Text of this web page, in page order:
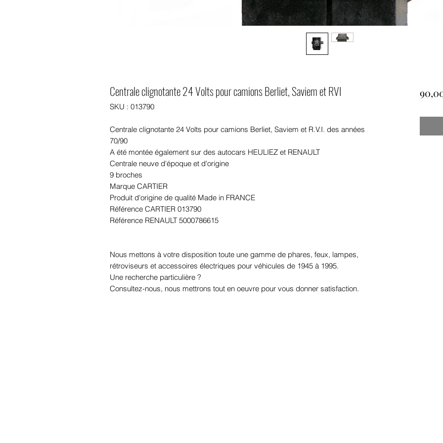
Centrale clignotante 24 Volts pour camions Berliet, Saviem et RVI
SKU : 013790
Centrale clignotante 24 Volts pour camions Berliet, Saviem et R.V.I. des années
70/90
A été montée également sur des autocars HEULIEZ et RENAULT
Centrale neuve d'époque et d'origine
9 broches
Marque CARTIER
Produit d'origine de qualité Made in FRANCE
Référence CARTIER 013790
Référence RENAULT 5000786615
Nous mettons à votre disposition toute une gamme de phares, feux, lampes,
rétroviseurs et accessoires électriques pour véhicules de 1945 à 1995.
Une recherche particulière ?
Consultez-nous, nous mettrons tout en oeuvre pour vous donner satisfaction.